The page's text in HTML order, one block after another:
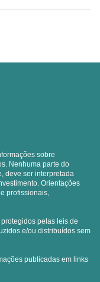
sobre
Nenhuma parte do
deve ser interpretada
Orientações
profissionais,
pelas leis de
e/ou distribuídos sem
publicadas em links